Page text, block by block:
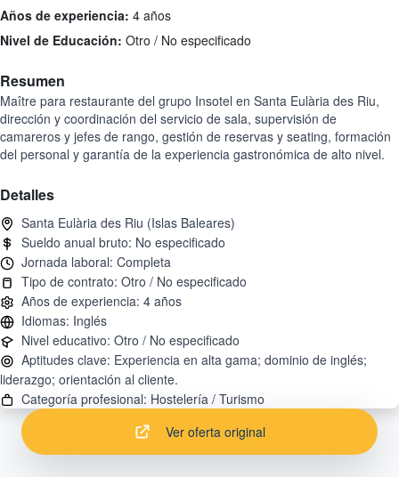
Años de experiencia: 4 años
Nivel de Educación: Otro / No especificado
Resumen
Maître para restaurante del grupo Insotel en Santa Eulària des Riu,
dirección y coordinación del servicio de sala, supervisión de
camareros y jefes de rango, gestión de reservas y seating, formación
del personal y garantía de la experiencia gastronómica de alto nivel.
Detalles
Aptitudes clave: Experiencia en alta gama; dominio de inglés;
Ver oferta original